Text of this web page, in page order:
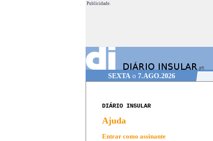
Publicidade.
SEXTAo 7.AGO.2026
DIÁRIO INSULAR
Ajuda
Entrar como assinante